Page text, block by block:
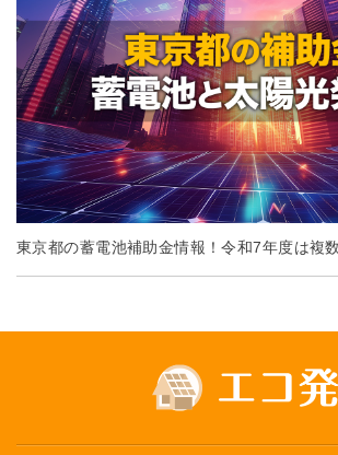
東京都の蓄電池補助金情報！令和7年度は複